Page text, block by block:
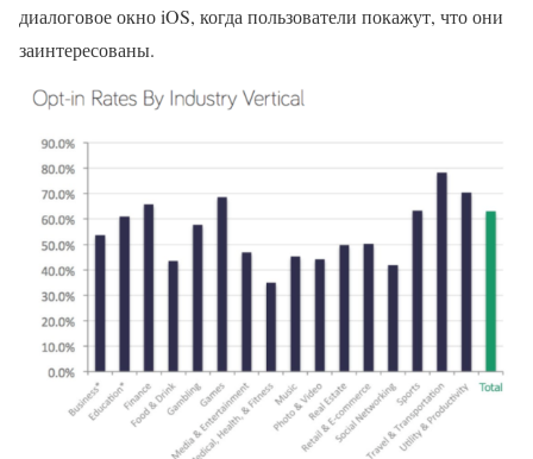
диалоговое окно iOS, когда пользователи покажут, что они
заинтересованы.